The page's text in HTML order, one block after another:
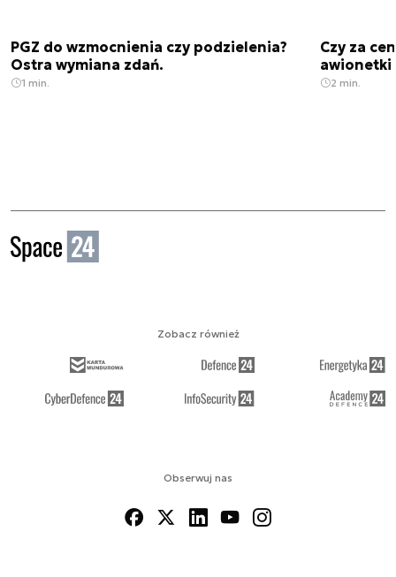
PGZ do wzmocnienia czy podzielenia?
Ostra wymiana zdań.
1 min.
Czy za
awionetki
2 min.
Obserwuj nas
Zobacz również